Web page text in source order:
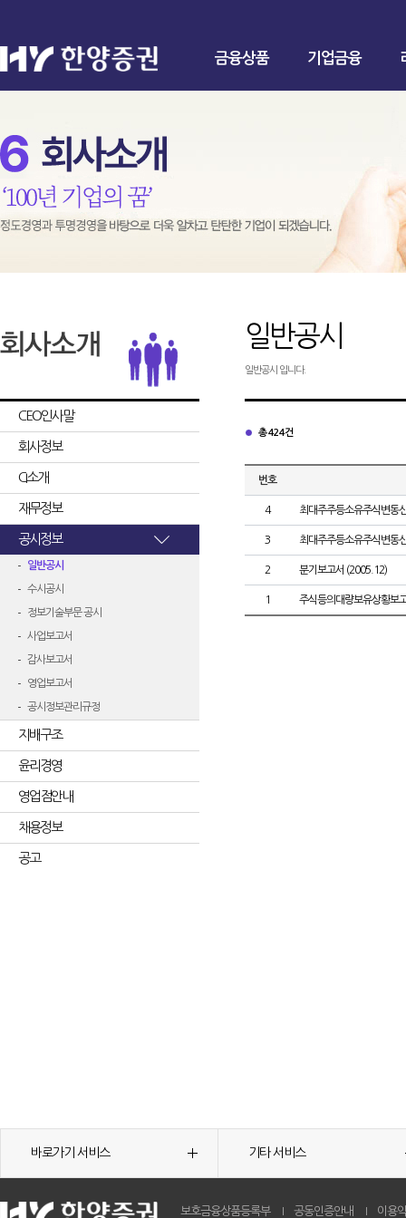
금융상품 기업금융
CEO인사말
회사정보
CI소개
재무정보
공시정보
일반공시
수시공시
정보기술부문 공시
사업보고서
감사보고서
영업보고서
공시정보관리규정
지배구조
윤리경영
영업점안내
채용정보
공고
일반공시
일반공시 입니다.
총 424건
번호
4 최대주주등소유주식변동
3 최대주주등소유주식변동
2 분기보고서 (2005.12)
1 주식등의대량보유상황보
바로가기 서비스 기타 서비스
보호금융상품등록부 공동인증안내 이용